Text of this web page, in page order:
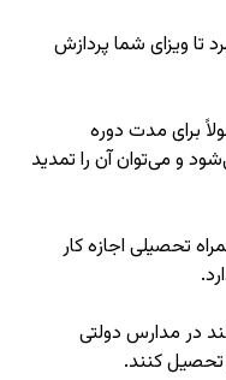
تا ویزای شما پردازش
برای مدت دوره
و می‌توان آن را تمدید
تحصیلی اجازه کار
می‌توانند در مدارس دولتی
تحصیل کنند.